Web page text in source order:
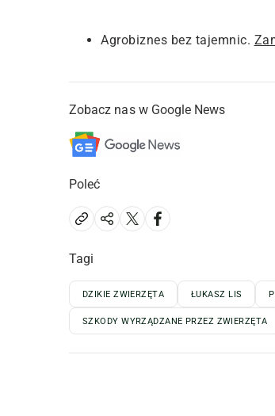
Agrobiznes bez tajemnic.
Zobacz nas w Google News
Poleć
Tagi
DZIKIE ZWIERZĘTA ŁUKASZ LIS
SZKODY WYRZĄDZANE PRZEZ ZWIERZĘTA